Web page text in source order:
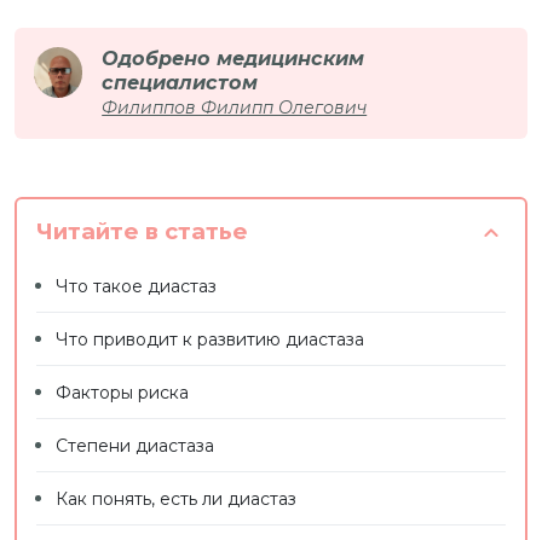
Одобрено медицинским
специалистом
Филиппов Филипп Олегович
Читайте в статье
Что такое диастаз
Что приводит к развитию диастаза
Факторы риска
Степени диастаза
Как понять, есть ли диастаз